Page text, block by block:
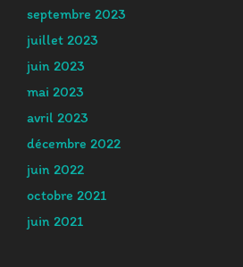
septembre 2023
juillet 2023
juin 2023
mai 2023
avril 2023
décembre 2022
juin 2022
octobre 2021
juin 2021